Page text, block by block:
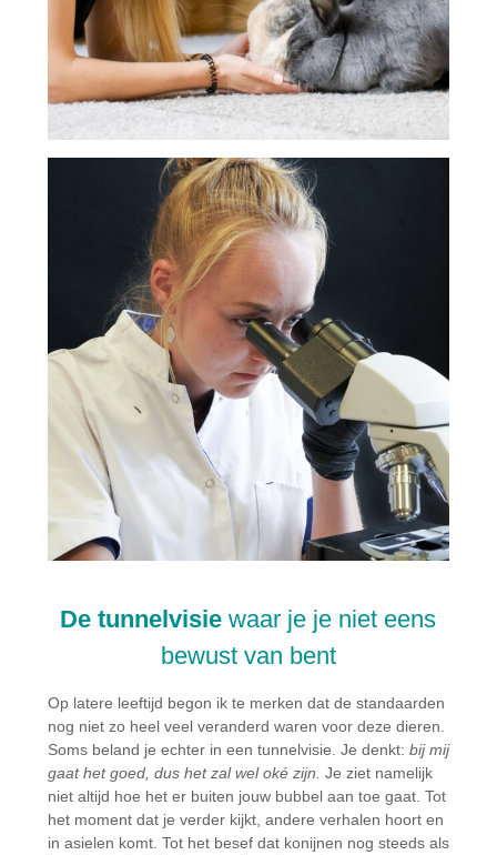
De tunnelvisie waar je je niet eens
bewust van bent
Op latere leeftijd begon ik te merken dat de standaarden
nog niet zo heel veel veranderd waren voor deze dieren.
Soms beland je echter in een tunnelvisie. Je denkt: bij mij
gaat het goed, dus het zal wel oké zijn. Je ziet namelijk
niet altijd hoe het er buiten jouw bubbel aan toe gaat. Tot
het moment dat je verder kijkt, andere verhalen hoort en
in asielen komt. Tot het besef dat konijnen nog steeds als